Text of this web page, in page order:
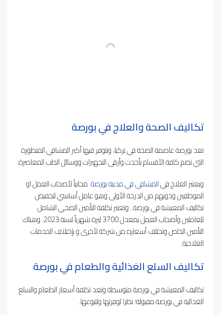
تكاليف الصحة والعلاجفي بورصة
تعد بورصة عاصمة الصحة في تركيا، وتتوفر فيها أكبر المشافي المتطورة
التي تضم كافة الأقسام بأحدث وأرقى التجهيزات ووسائل الطب المعاصرة.
ويعتبر العلاج فيالمشافي في مدينة بورصة مجانياً لأصحاب العمل او
الموظفين وذويهم من الدرجة الأولى وهو عامل أساسي لتخفيض
تكاليف المعيشة في بورصة.. وتعتبر تكلفة التأمين الصحي الشامل
للعاملين وأصحاب العمل بمعدل 3700 ليرة شهرياً لسنة 2023. وهناك
التأمين الخاص وتختلف أسعاره من شركة لأخرى و بإختلاف الخدمات
العلاجية.
تكاليف السلع الغذائية والطعام في بورصة
تكاليف المعيشة في بورصة متوسطة وتعد تكلفة أسعار الطعام والسلع
الغذائية في بورصة مقبولة؛ نظرا لوفرتها ولتنوعها.